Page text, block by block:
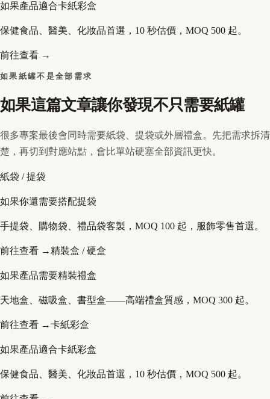
如果產品適合卡紙彩盒
保健食品、醫美、化妝品首選，10 秒估價，MOQ 500 起。
前往查看 →
如果紙罐不是全部需求
如果這篇文章讓你發現不只需要紙罐
很多專案最後會同時需要紙袋、提袋或外層禮盒。先把需求拆清
楚，再切到對應站點，會比單站硬塞全部資訊更快。
紙袋 / 提袋
如果你還需要搭配提袋
手提袋、購物袋、禮品袋客製，MOQ 100 起，服飾零售首選。
前往查看 →精裝盒 / 硬盒
如果產品需要精裝禮盒
天地盒、磁吸盒、書型盒——高端禮盒質感，MOQ 300 起。
前往查看 →卡紙彩盒
如果產品適合卡紙彩盒
保健食品、醫美、化妝品首選，10 秒估價，MOQ 500 起。